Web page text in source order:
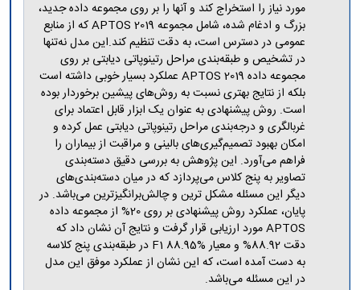
های
دانش
بنیان
آئین
نامه
نامه
های
پژوهشی
فرم
های
پژوهشی
مورد نیاز را استخراج کند و آنها را بر روی مجموعه داده جدید،
بزرگ و ادغام شده، شامل مجموعه APTOS 2019 که از منابع
عمومی در دسترس است، به دقت تنظیم کند.این مدل نه‌تنها
در تشخیص و طبقه‌بندی مراحل رتینوپاتی دیابتی بر روی
مجموعه داده APTOS 2019 عملکرد بسیار خوبی داشته است
بلکه از نتایج بهتری نسبت به روش‌های پیشین برخوردار بوده
است. روش پیشنهادی به عنوان یک ابزار قابل اعتماد برای
غربالگری و درجه‌بندی مراحل رتینوپاتی دیابتی عمل کرده و
امکان بهبود تصمیم‌گیری‌های بالینی و مراقبت از بیماران را
فراهم می‌آورد. این پژوهش به بررسی دقیق دسته‌بندی
تصاویر به پنج کلاس می‌پردازد که در میان دسته‌بندی‌های
دیگر این مسئله مشکل ترین و چالش‌برانگیزترین می‌باشد. در
پایان، عملکرد روش پیشنهادی بر روی 20% از مجموعه داده
APTOS مورد ارزیابی قرار گرفت و نتایج آن نشان داد که
دقت 88.92% و معیار F1 88.95% در طبقه‌بندی پنج کلاسه
به دست آمده است، که این نشان از عملکرد موفق این مدل
در این مسئله می‌باشد.